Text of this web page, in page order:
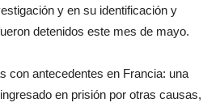
y en su identificación y
detenidos este mes de mayo.
con antecedentes en Francia: una
en prisión por otras causas,